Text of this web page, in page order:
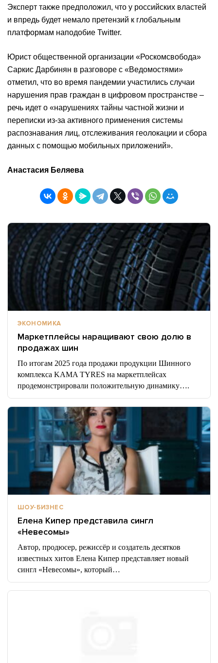
Эксперт также предположил, что у российских властей
и впредь будет немало претензий к глобальным
платформам наподобие Twitter.
Юрист общественной организации «Роскомсвобода»
Саркис Дарбинян в разговоре с «Ведомостями»
отметил, что во время пандемии участились случаи
нарушения прав граждан в цифровом пространстве –
речь идет о «нарушениях тайны частной жизни и
переписки из-за активного применения системы
распознавания лиц, отслеживания геолокации и сбора
данных с помощью мобильных приложений».
Анастасия Беляева
ЭКОНОМИКА
Маркетплейсы наращивают свою долю в
продажах шин
По итогам 2025 года продажи продукции Шинного
комплекса KAMA TYRES на маркетплейсах
продемонстрировали положительную динамику….
ШОУ-БИЗНЕС
Елена Кипер представила сингл
«Невесомы»
Автор, продюсер, режиссёр и создатель десятков
известных хитов Елена Кипер представляет новый
сингл «Невесомы», который…